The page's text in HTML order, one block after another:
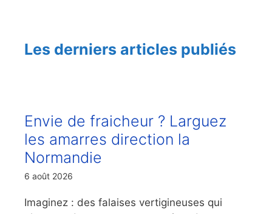
Les derniers articles publiés
Envie de fraicheur ? Larguez
les amarres direction la
Normandie
6 août 2026
Imaginez : des falaises vertigineuses qui